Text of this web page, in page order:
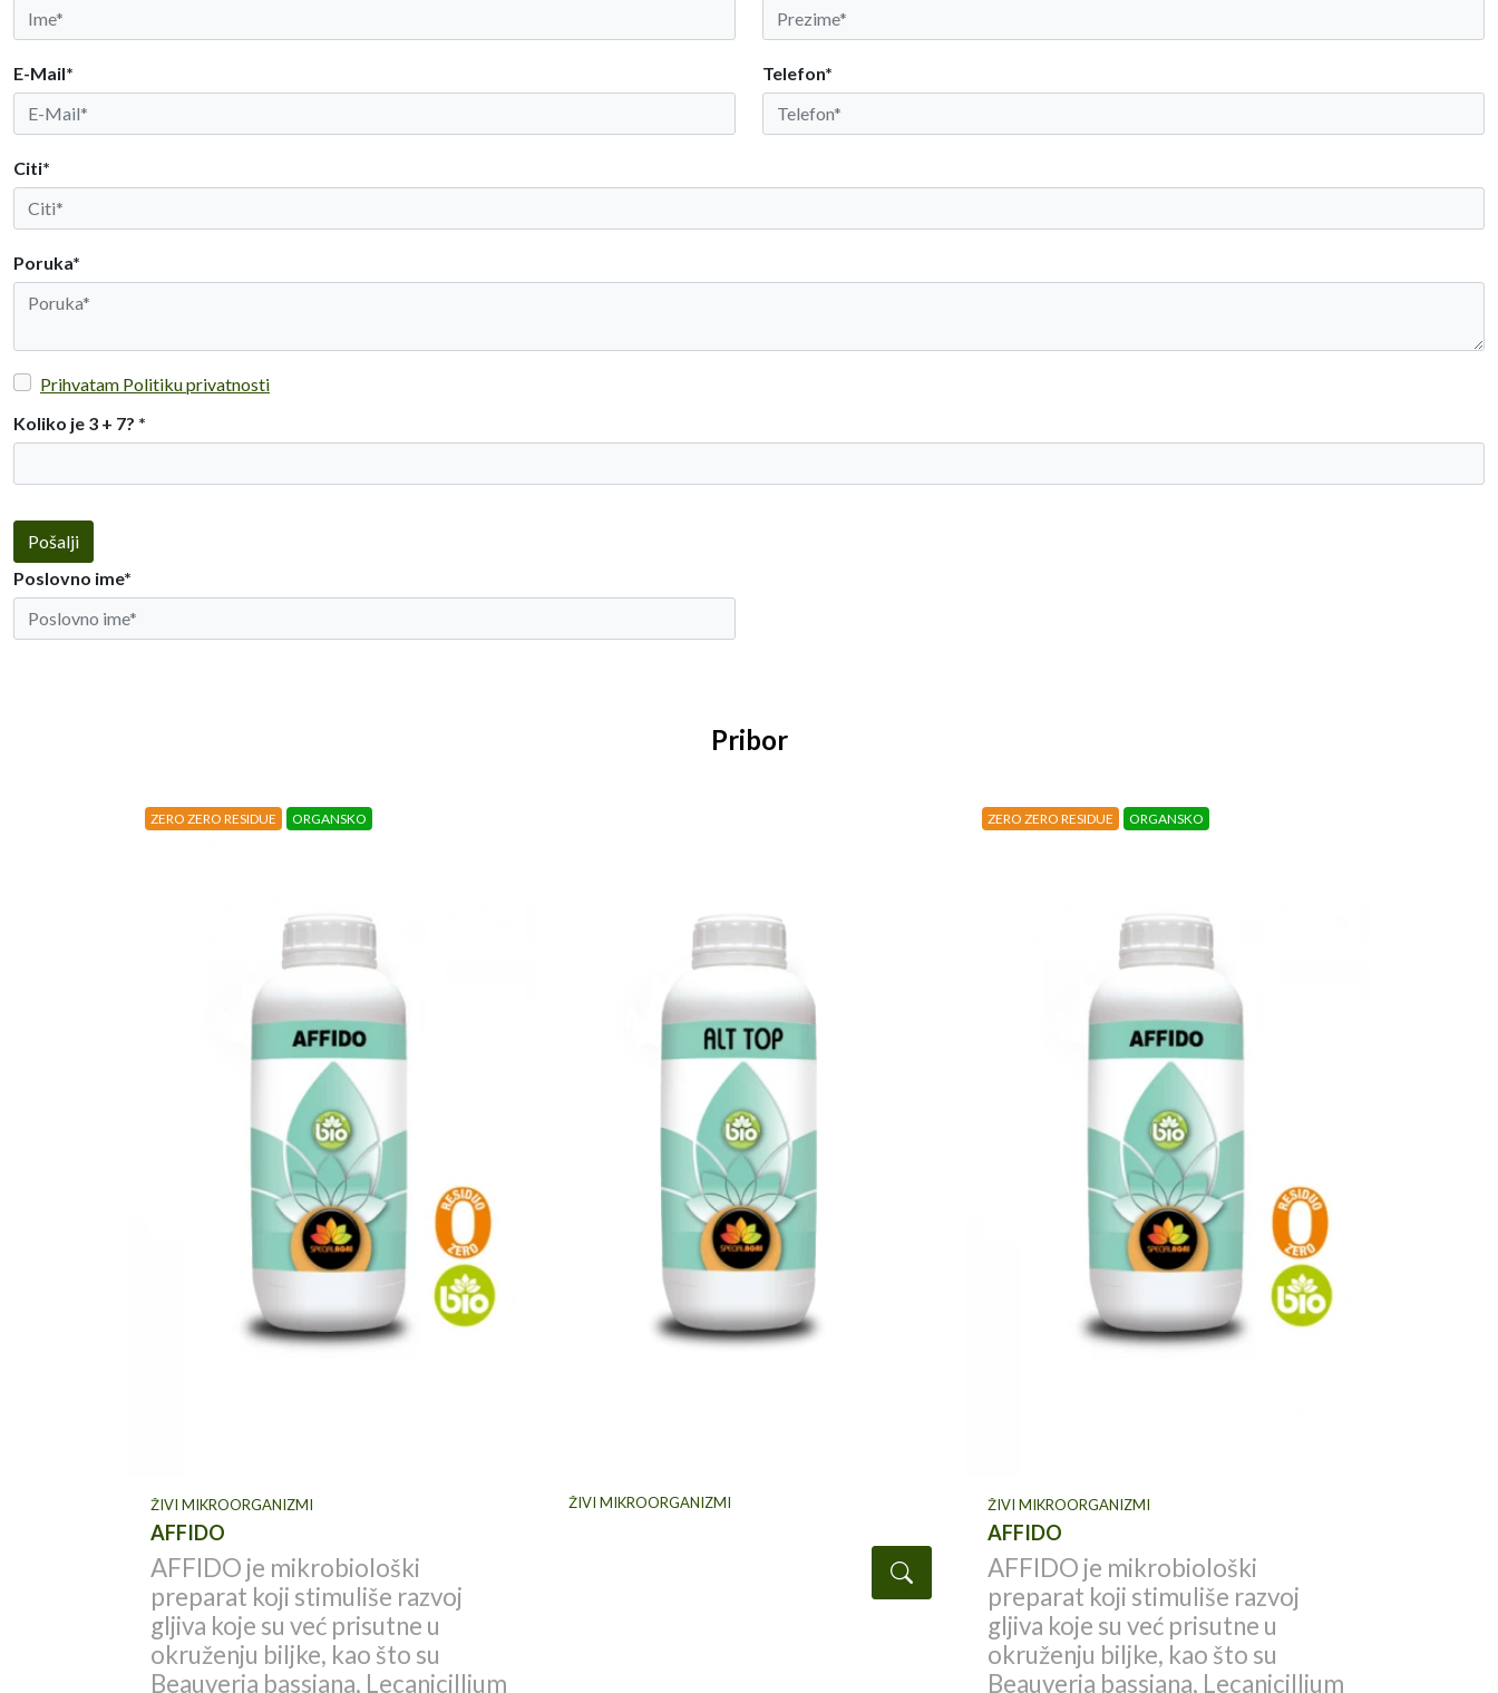
E-Mail* Telefon*
Citi*
Poruka*
Prihvatam Politiku privatnosti
Koliko je 3 + 7? *
Pošalji
Poslovno ime*
Pribor
Dettaglio
ZERO ZERO RESIDUE ORGANSKO
ŽIVI MIKROORGANIZMI
AFFIDO
AFFIDO je mikrobiološki
preparat koji stimuliše razvoj
gljiva koje su već prisutne u
okruženju biljke, kao što su
Beauveria bassiana, Lecanicillium
ŽIVI MIKROORGANIZMI
Dettaglio
ZERO ZERO RESIDUE ORGANSKO
ŽIVI MIKROORGANIZMI
AFFIDO
AFFIDO je mikrobiološki
preparat koji stimuliše razvoj
gljiva koje su već prisutne u
okruženju biljke, kao što su
Beauveria bassiana, Lecanicillium